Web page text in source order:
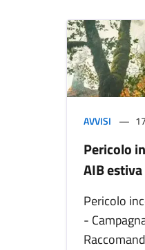
AVVISI
Pericolo
AIB
Pericolo
-